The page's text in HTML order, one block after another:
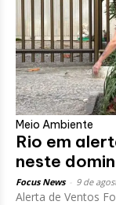
Meio Ambiente
Rio em
neste
Focus News 9 de
Alerta de Ventos